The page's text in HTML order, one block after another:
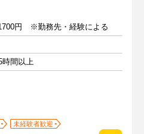
円 ※勤務先・経験による
時間以上
未経験者歓迎